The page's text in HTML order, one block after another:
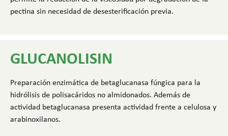
pectina sin necesidad de desesterificación previa.
GLUCANOLISIN
Preparación enzimática de betaglucanasa fúngica para la
hidrólisis de polisacáridos no almidonados. Además de
actividad betaglucanasa presenta actividad frente a celulosa y
arabinoxilanos.